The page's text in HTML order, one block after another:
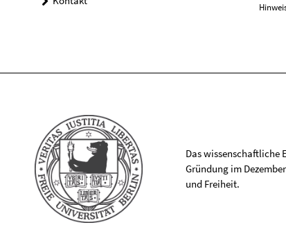
Das wissenschaftliche
Gründung im
und Freiheit.